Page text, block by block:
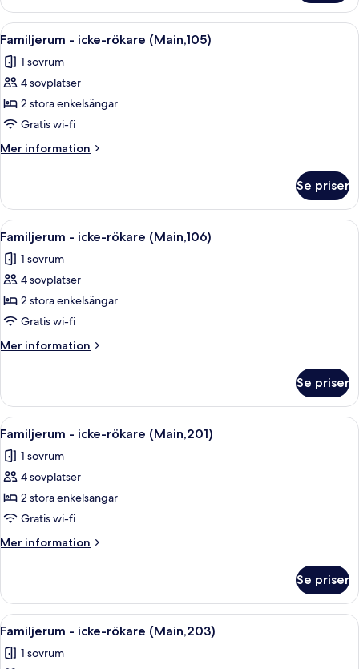
-
icke-
rökare
(Main,104)
Öppna
alla
foton
för
Familjerum
-
icke-
rökare
Ett litet hotellrum med en säng, ett
24
Familjerum - icke-rökare (Main,105)
1 sovrum
4 sovplatser
2 stora enkelsängar
Gratis wi-fi
Mer information
Mer
-
icke-
rökare
(Main,105)
Se priser
Öppna
alla
foton
för
Familjerum
-
icke-
rökare
Ett kompakt hotellrum med en
24
Familjerum - icke-rökare (Main,106)
1 sovrum
4 sovplatser
2 stora enkelsängar
Gratis wi-fi
Mer information
Mer
-
icke-
rökare
(Main,106)
Se priser
Öppna
alla
foton
för
Familjerum
-
icke-
rökare
Ett sovrum med en säng, ett
28
Familjerum - icke-rökare (Main,201)
1 sovrum
4 sovplatser
2 stora enkelsängar
Gratis wi-fi
Mer information
Mer
-
icke-
rökare
(Main,201)
Se priser
Öppna
alla
foton
Ett sovrum med en säng, ett
28
Familjerum - icke-rökare (Main,203)
1 sovrum